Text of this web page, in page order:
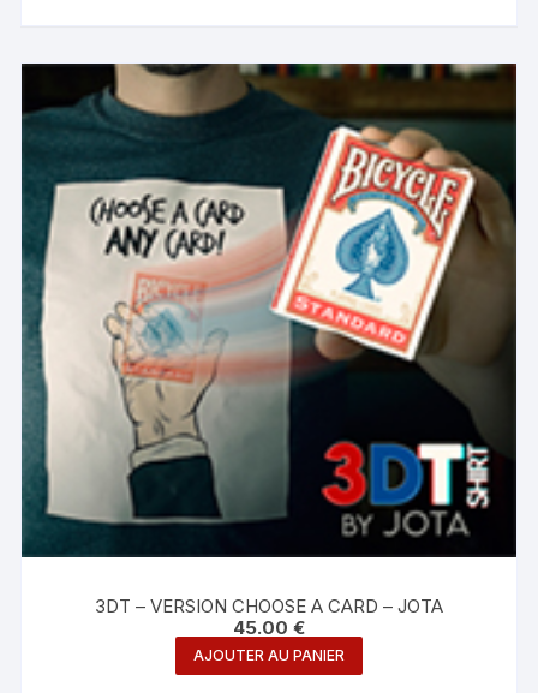
3DT – VERSION CHOOSE A CARD – JOTA
45.00 €
AJOUTER AU PANIER